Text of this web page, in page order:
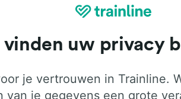
uw privacy
je vertrouwen in Trainline.
van je gegevens een grote